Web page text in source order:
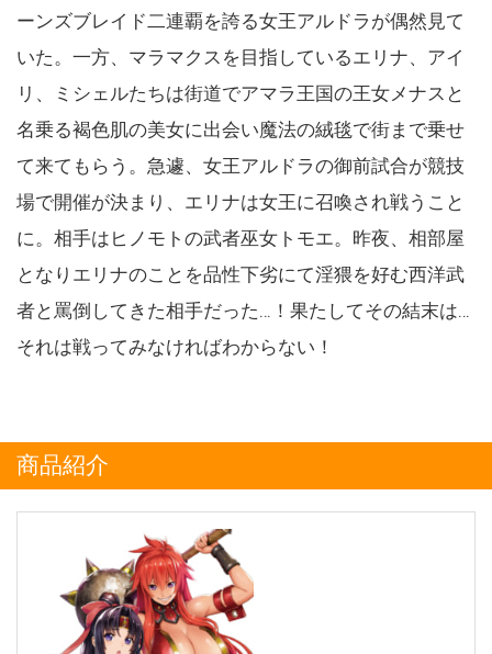
ーンズブレイド二連覇を誇る女王アルドラが偶然見て
いた。一方、マラマクスを目指しているエリナ、アイ
リ、ミシェルたちは街道でアマラ王国の王女メナスと
名乗る褐色肌の美女に出会い魔法の絨毯で街まで乗せ
て来てもらう。急遽、女王アルドラの御前試合が競技
場で開催が決まり、エリナは女王に召喚され戦うこと
に。相手はヒノモトの武者巫女トモエ。昨夜、相部屋
となりエリナのことを品性下劣にて淫猥を好む西洋武
者と罵倒してきた相手だった…！果たしてその結末は…
それは戦ってみなければわからない！
商品紹介